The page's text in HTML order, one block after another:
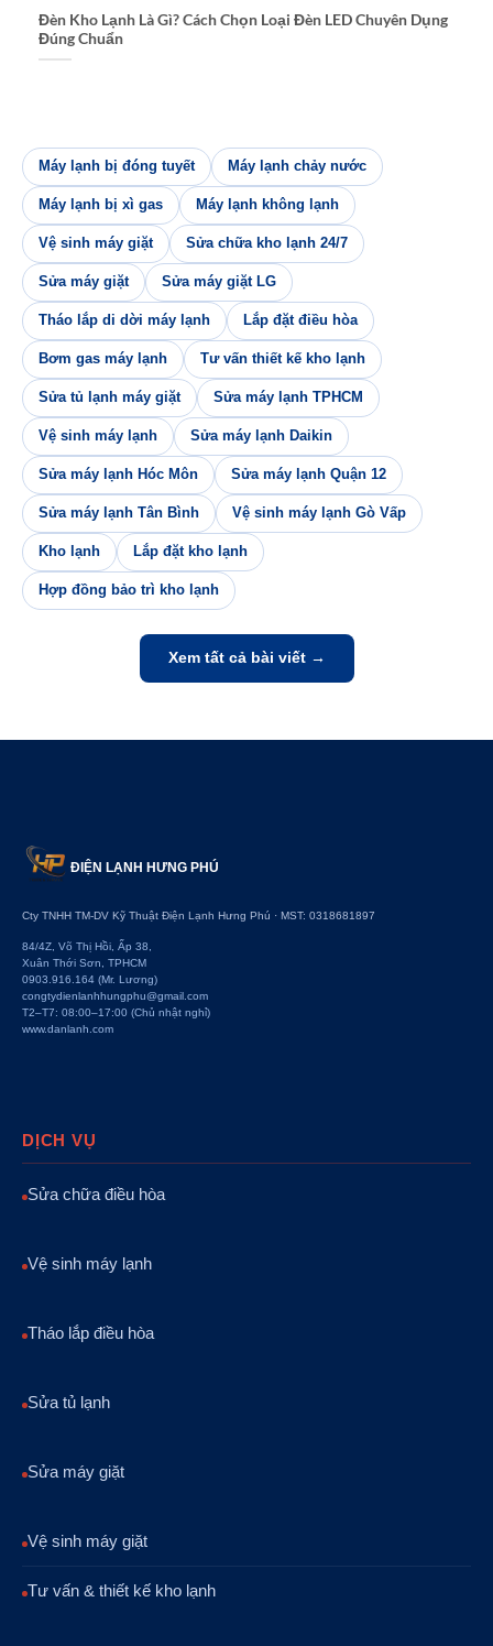
Đèn Kho Lạnh Là Gì? Cách Chọn Loại Đèn LED Chuyên Dụng
Đúng Chuẩn
Máy lạnh bị đóng tuyết Máy lạnh chảy nước
Máy lạnh bị xì gas Máy lạnh không lạnh
Vệ sinh máy giặt Sửa chữa kho lạnh 24/7
Sửa máy giặt Sửa máy giặt LG
Tháo lắp di dời máy lạnh Lắp đặt điều hòa
Bơm gas máy lạnh Tư vấn thiết kế kho lạnh
Sửa tủ lạnh máy giặt Sửa máy lạnh TPHCM
Vệ sinh máy lạnh Sửa máy lạnh Daikin
Sửa máy lạnh Hóc Môn Sửa máy lạnh Quận 12
Sửa máy lạnh Tân Bình Vệ sinh máy lạnh Gò Vấp
Kho lạnh Lắp đặt kho lạnh
Hợp đồng bảo trì kho lạnh
Xem tất cả bài viết →
ĐIỆN LẠNH HƯNG PHÚ
Cty TNHH TM-DV Kỹ Thuật Điện Lạnh Hưng Phú · MST: 0318681897
84/4Z, Võ Thị Hồi, Ấp 38,
Xuân Thới Sơn, TPHCM
0903.916.164 (Mr. Lương)
congtydienlanhhungphu@gmail.com
T2–T7: 08:00–17:00 (Chủ nhật nghỉ)
www.danlanh.com
DỊCH VỤ
Sửa chữa điều hòa
Vệ sinh máy lạnh
Tháo lắp điều hòa
Sửa tủ lạnh
Sửa máy giặt
Vệ sinh máy giặt
Tư vấn & thiết kế kho lạnh